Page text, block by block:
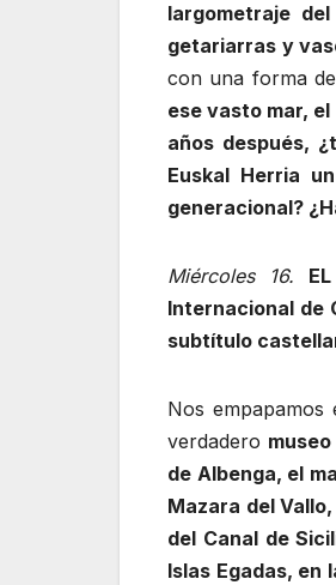
largometraje
getariarras y
con una forma
ese vasto mar,
años después,
Euskal Herria
generacional?
Miércoles 16.
Internacional de
subtítulo
Nos
verdadero
de Albenga, el
Mazara del
del Canal de
Islas Egadas, en